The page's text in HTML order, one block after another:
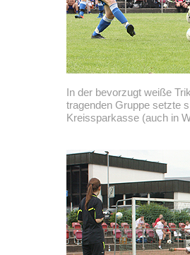
In der bevorzugt weiße
tragenden Gruppe setzte
Kreissparkasse (auch in